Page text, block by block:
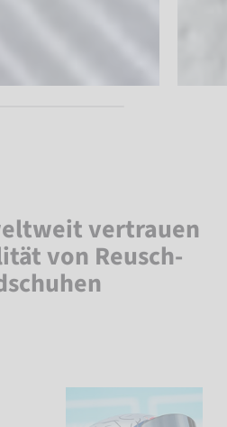
vertrauen
von Reusch-